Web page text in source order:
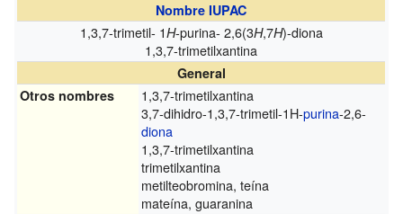
Nombre IUPAC
1,3,7-trimetil- 1H-purina- 2,6(3H,7H)-diona
1,3,7-trimetilxantina
General
Otros nombres
1,3,7-trimetilxantina
3,7-dihidro-1,3,7-trimetil-1H-purina-2,6-
diona
1,3,7-trimetilxantina
trimetilxantina
metilteobromina, teína
mateína, guaranina